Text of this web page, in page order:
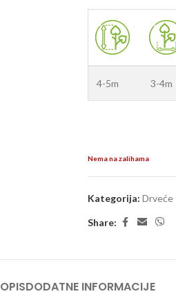
4-5m 3-4m
Nema na zalihama
Kategorija: Drveće
Share:
OPISDODATNE INFORMACIJE